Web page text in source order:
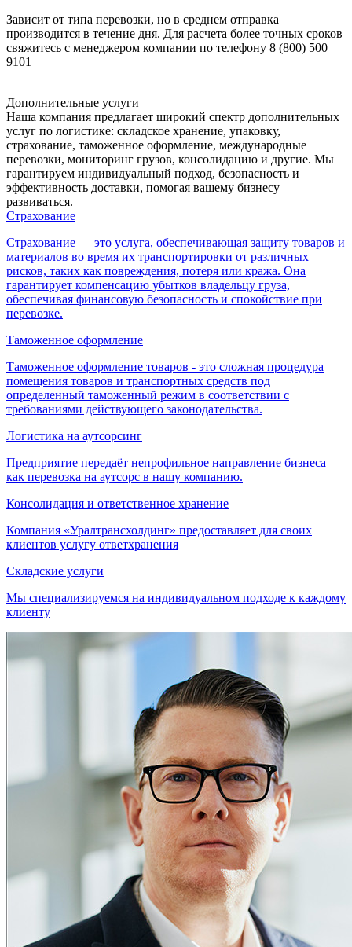
Зависит от типа перевозки, но в среднем отправка
производится в течение дня. Для расчета более точных сроков
свяжитесь с менеджером компании по телефону 8 (800) 500
9101
Дополнительные услуги
Наша компания предлагает широкий спектр дополнительных
услуг по логистике: складское хранение, упаковку,
страхование, таможенное оформление, международные
перевозки, мониторинг грузов, консолидацию и другие. Мы
гарантируем индивидуальный подход, безопасность и
эффективность доставки, помогая вашему бизнесу
развиваться.
Страхование
Страхование — это услуга, обеспечивающая защиту товаров и
материалов во время их транспортировки от различных
рисков, таких как повреждения, потеря или кража. Она
гарантирует компенсацию убытков владельцу груза,
обеспечивая финансовую безопасность и спокойствие при
перевозке.
Таможенное оформление
Таможенное оформление товаров - это сложная процедура
помещения товаров и транспортных средств под
определенный таможенный режим в соответствии с
требованиями действующего законодательства.
Логистика на аутсорсинг
Предприятие передаёт непрофильное направление бизнеса
как перевозка на аутсорс в нашу компанию.
Консолидация и ответственное хранение
Компания «Уралтрансхолдинг» предоставляет для своих
клиентов услугу ответхранения
Складские услуги
Мы специализируемся на индивидуальном подходе к каждому
клиенту